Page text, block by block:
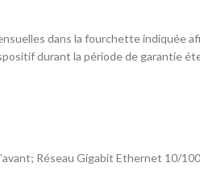
dans la fourchette indiquée
durant la période de garantie
Réseau Gigabit Ethernet 10/